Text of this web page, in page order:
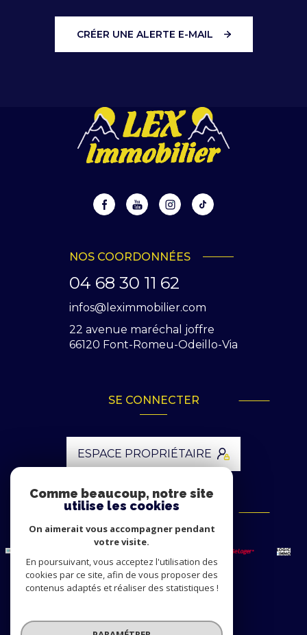
CRÉER UNE ALERTE E-MAIL
NOS COORDONNÉES
04 68 30 11 62
infos@leximmobilier.com
22 avenue maréchal joffre
66120 Font-Romeu-Odeillo-Via
SE CONNECTER
ESPACE PROPRIÉTAIRE
ADHÉRENTS
© 2026 | Tous droits réservés
Comme beaucoup, notre site
utilise les cookies
On aimerait vous accompagner pendant
votre visite.
En poursuivant, vous acceptez l'utilisation des
cookies par ce site, afin de vous proposer des
contenus adaptés et réaliser des statistiques !